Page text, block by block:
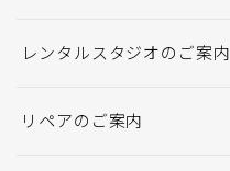
レンタルスタジオのご案内
リペアのご案内